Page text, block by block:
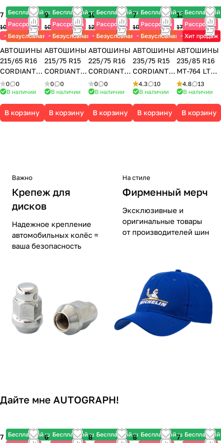
Бесплатный шиномонтаж
Рассрочка
Безусловная гарантия
7 830 ₽
10 440 ₽
-25%
АВТОШИНЫ
215/65 R16
CORDIANT
OFF ROAD 2
102Q
CORDIANT
0
0
В наличии
В корзину
Бесплатный шиномонтаж
Рассрочка
Безусловная гарантия
9 240 ₽
10 620 ₽
-13%
АВТОШИНЫ
215/75 R15
CORDIANT
OFF ROAD 2
100Q
CORDIANT
0
0
В наличии
В корзину
Бесплатный шиномонтаж
Рассрочка
Безусловная гарантия
10 675 ₽
12 130 ₽
-12%
АВТОШИНЫ
225/75 R16
CORDIANT
OFF ROAD
104Q
CORDIANT
0
0
В наличии
В корзину
Бесплатный шиномонтаж
Рассрочка
Безусловная гарантия
7 345 ₽
10 490 ₽
-30%
АВТОШИНЫ
235/75 R15
CORDIANT
OFF ROAD
109Q
CORDIANT
4.3
10
В наличии
В корзину
Рассрочка
Хит продаж
13 440 ₽
17 920 ₽
-25%
АВТОШИНЫ
235/85 R16
MT-764 LT
120/116N
MAXXIS
4.8
13
В наличии
В корзину
Важно
Крепеж для
дисков
Надежное крепление
автомобильных колёс =
ваша безопасность
На стиле
Фирменный мерч
Эксклюзивные и
оригинальные товары
от производителей шин
Дайте мне AUTOGRAPH!
Бесплатный шиномонтаж
7 885 ₽
Бесплатный шиномонтаж
6 010 ₽
Бесплатный шиномонтаж
8 805 ₽
Бесплатный шиномонтаж
8 340 ₽ 7 855 ₽